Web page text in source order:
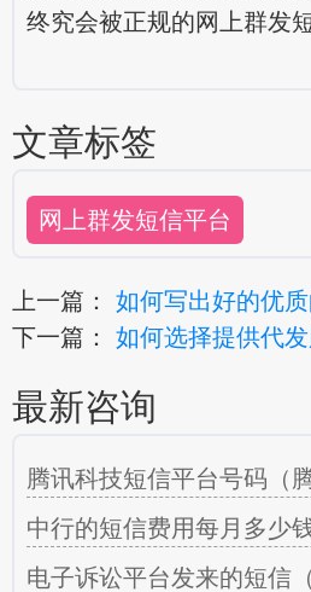
终究会被正规的网上群发
文章标签
网上群发短信平台
上一篇： 如何写出好的优
下一篇： 如何选择提供代
最新咨询
腾讯科技短信平台号码（
中行的短信费用每月多少
电子诉讼平台发来的短信